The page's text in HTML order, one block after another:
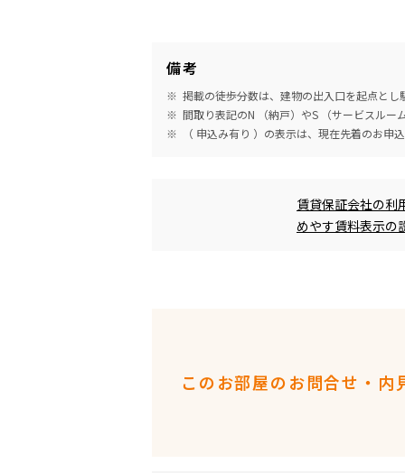
備考
掲載の徒歩分数は、建物の出入口を起点と
間取り表記のN （納戸）やS （サービスル
（ 申込み有り ）の表示は、現在先着のお
めやす賃料表示賃貸保証会社の利
めやす賃料表示の
このお部屋のお問合せ・内